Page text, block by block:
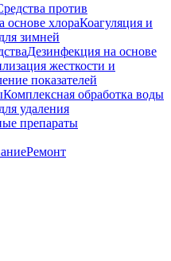
против
основе хлораКоагуляция и
зимней
Дезинфекция на основе
жесткости и
показателей
Комплексная обработка воды
удаления
препараты
Ремонт